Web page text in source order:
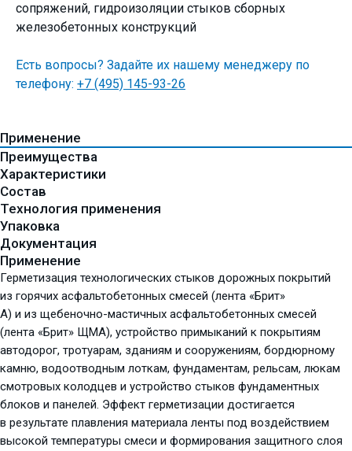
сопряжений, гидроизоляции стыков сборных
железобетонных конструкций
Есть вопросы? Задайте их нашему менеджеру по
телефону: +7 (495) 145-93-26
Применение
Преимущества
Характеристики
Состав
Технология применения
Упаковка
Документация
Применение
Герметизация технологических стыков дорожных покрытий
из горячих асфальтобетонных смесей (лента «Брит»
А) и из щебеночно-мастичных асфальтобетонных смесей
(лента «Брит» ЩМА), устройство примыканий к покрытиям
автодорог, тротуарам, зданиям и сооружениям, бордюрному
камню, водоотводным лоткам, фундаментам, рельсам, люкам
смотровых колодцев и устройство стыков фундаментных
блоков и панелей. Эффект герметизации достигается
в результате плавления материала ленты под воздействием
высокой температуры смеси и формирования защитного слоя